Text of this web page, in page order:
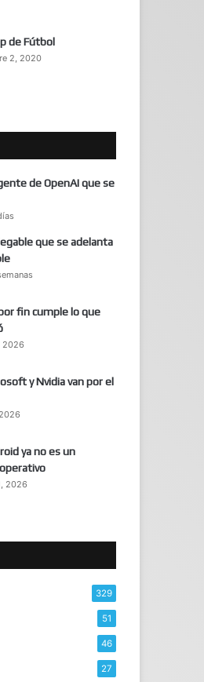
de Fútbol
2, 2020
de OpenAI que se
que se adelanta
fin cumple lo que
2026
y Nvidia van por el
ya no es un
2026
329
51
46
27